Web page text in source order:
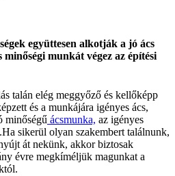
együttesen alkotják a jó ács
munkát végez az építési
talán elég meggyőző és kellőképp
és a munkájára igényes ács,
minőségű ácsmunka, az igényes
sikerül olyan szakembert találnunk,
át nekünk, akkor biztosak
évre megkíméljük magunkat a